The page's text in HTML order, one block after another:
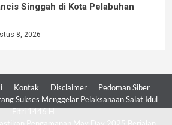
Singgah di Kota Pelabuhan
8, 2026
Kontak Disclaimer
Pedoman Siber
Sukses Menggelar Pelaksanaan Salat Idul